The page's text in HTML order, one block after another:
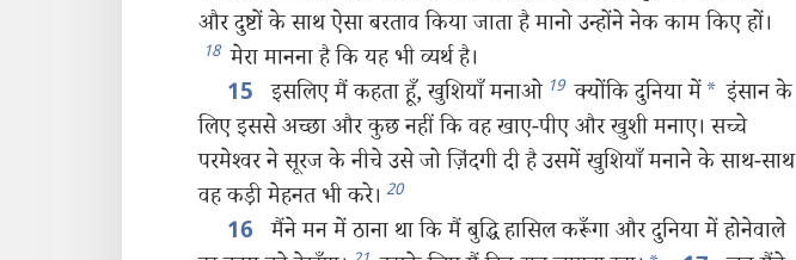
और दुष्टों के साथ ऐसा बरताव किया जाता है मानो उन्होंने नेक काम किए हों।
18 मेरा मानना है कि यह भी व्यर्थ है।
15 इसलिए मैं कहता हूँ, खुशियाँ मनाओ 19 क्योंकि दुनिया में* इंसान के
लिए इससे अच्छा और कुछ नहीं कि वह खाए-पीए और खुशी मनाए। सच्चे
परमेश्‍वर ने सूरज के नीचे उसे जो ज़िंदगी दी है उसमें खुशियाँ मनाने के साथ-साथ
वह कड़ी मेहनत भी करे। 20
16 मैंने मन में ठाना था कि मैं बुद्धि हासिल करूँगा और दुनिया में होनेवाले